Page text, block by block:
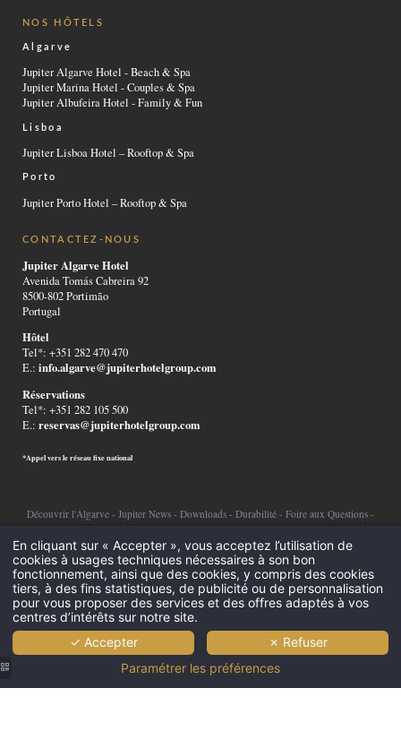
NOS HÔTELS
Algarve
Jupiter Algarve Hotel - Beach & Spa
Jupiter Marina Hotel - Couples & Spa
Jupiter Albufeira Hotel - Family & Fun
Lisboa
Jupiter Lisboa Hotel – Rooftop & Spa
Porto
Jupiter Porto Hotel – Rooftop & Spa
CONTACTEZ-NOUS
Jupiter Algarve Hotel
Avenida Tomás Cabreira 92
8500-802 Portimão
Portugal
Hôtel
Tel*: +351 282 470 470
E.:info.algarve@jupiterhotelgroup.com
Réservations
Tel*: +351 282 105 500
E.:reservas@jupiterhotelgroup.com
*Appel vers le réseau fixe national
Découvrir l'Algarve - Jupiter News - Downloads - Durabilité - Foire aux Questions -
Recrutement-Canal de réclamation-Mentions Légales-Règlement alternatif de
litiges-Politique de confidentialité-Cookies-
©2026 Jupiter Hotel Group
En cliquant sur « Accepter », vous acceptez l’utilisation de
cookies à usages techniques nécessaires à son bon
fonctionnement, ainsi que des cookies, y compris des cookies
tiers, à des fins statistiques, de publicité ou de personnalisation
pour vous proposer des services et des offres adaptés à vos
centres d’intérêts sur notre site.
✓ Accepter
✗ Refuser
Paramétrer les préférences